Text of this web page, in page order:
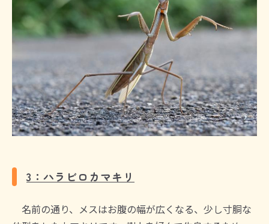
3：ハラビロカマキリ
名前の通り、メスはお腹の幅が広くなる、少し寸胴な